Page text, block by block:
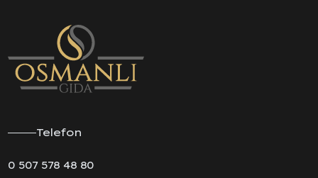
Telefon
0 507 578 48 80